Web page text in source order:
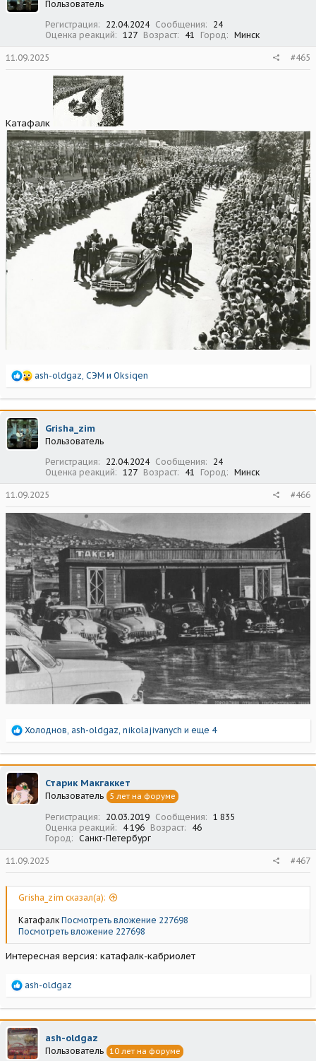
и
Пользователь
Регистрация
22.04.2024 Сообщения
24
Оценка реакций
127 Возраст 41 Город Минск
11.09.2025 #465
Катафалк
Р
а
к
ц
и
и
ash-oldgaz СЭМ и Oksiqen
Grisha_zim
Пользователь
Регистрация
22.04.2024 Сообщения
24
Оценка реакций
127 Возраст 41 Город Минск
11.09.2025 #466
Р
а
к
ц
и
и
Холоднов ash-oldgaz nikolajivanych и еще 4
Старик Макгаккет
Пользователь 5 лет на форуме
Регистрация 20.03.2019 Сообщения
1 835
Оценка реакций
4 196 Возраст
46
Город
Санкт-Петербург
11.09.2025 #467
Grisha_zim сказал(а):
Катафалк Посмотреть вложение 227698
Посмотреть вложение 227698
Интересная версия: катафалк-кабриолет
Р
а
к
ц
и
и
ash-oldgaz
ash-oldgaz
Пользователь 10 лет на форуме